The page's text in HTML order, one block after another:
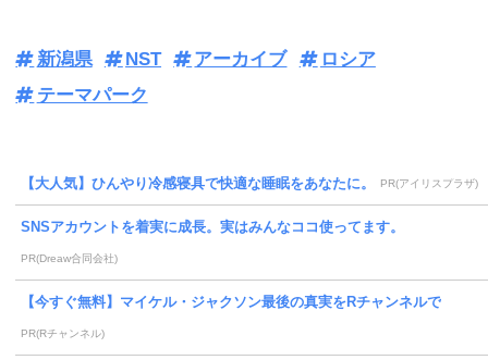
新潟県 NST アーカイブ
ロシア
テーマパーク
【大人気】ひんやり冷感寝具で快適な睡眠をあなたに。 PR(アイリスプラザ)
SNSアカウントを着実に成長。実はみんなココ使ってます。
PR(Dreaw合同会社)
【今すぐ無料】マイケル・ジャクソン最後の真実をRチャンネルで
PR(Rチャンネル)